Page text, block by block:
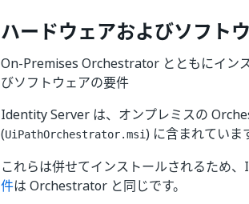
ハードウェアおよびソフト
On-Premises Orchestrator とともにイン
びソフトウェアの要件
Identity Server は、オンプレミスの
(UiPathOrchestrator.msi) に含まれていま
これらは併せてインストールされるため
件は Orchestrator と同じです。